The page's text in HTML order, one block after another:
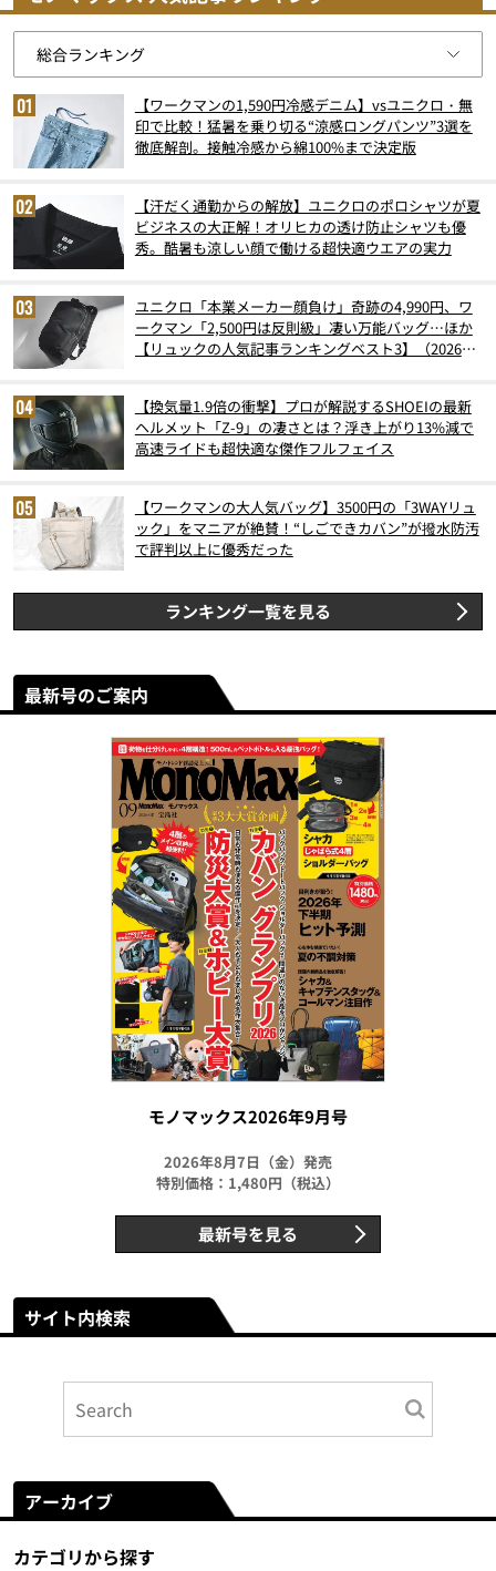
【ワークマンの1,590円冷感デニム】vsユニクロ・無
印で比較！猛暑を乗り切る“涼感ロングパンツ”3選を
徹底解剖。接触冷感から綿100%まで決定版
【汗だく通勤からの解放】ユニクロのポロシャツが夏
ビジネスの大正解！オリヒカの透け防止シャツも優
秀。酷暑も涼しい顔で働ける超快適ウエアの実力
ユニクロ「本業メーカー顔負け」奇跡の4,990円、ワ
ークマン「2,500円は反則級」凄い万能バッグ…ほか
【リュックの人気記事ランキングベスト3】（2026年
【換気量1.9倍の衝撃】プロが解説するSHOEIの最新
ヘルメット「Z-9」の凄さとは？浮き上がり13%減で
高速ライドも超快適な傑作フルフェイス
【ワークマンの大人気バッグ】3500円の「3WAYリュ
ック」をマニアが絶賛！“しごできカバン”が撥水防汚
で評判以上に優秀だった
ランキング一覧を見る
最新号のご案内
モノマックス2026年9月号
2026年8月7日（金）発売
特別価格：1,480円（税込）
最新号を見る
サイト内検索
アーカイブ
カテゴリから探す